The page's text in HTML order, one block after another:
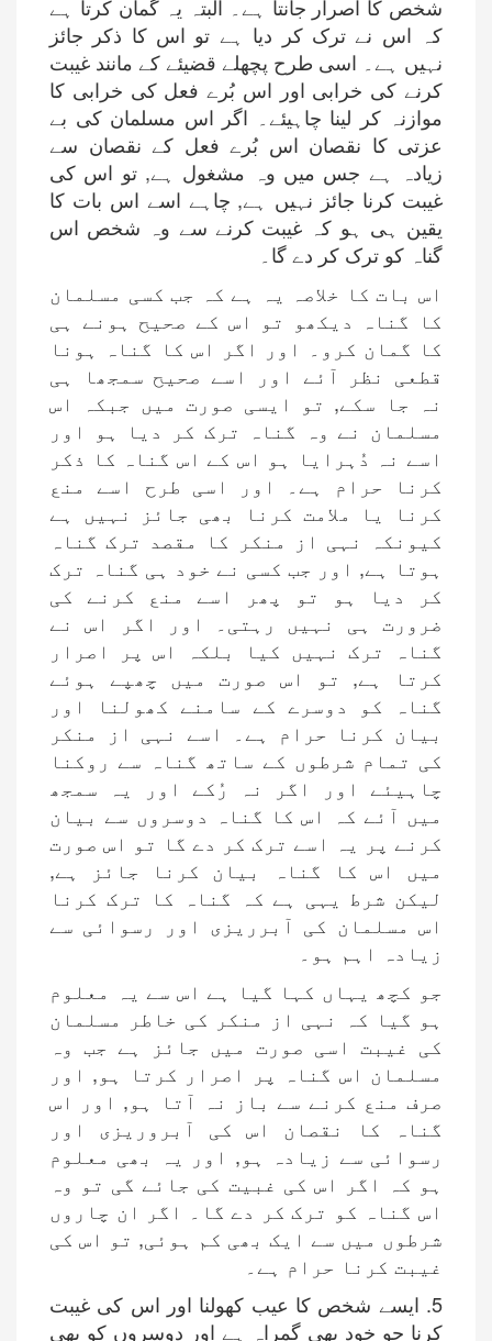
شخص کا اصرار جانتا ہے۔ البتہ یہ گمان کرتا ہے
کہ اس نے ترک کر دیا ہے تو اس کا ذکر جائز
نہیں ہے۔ اسی طرح پچھلے قضیئے کے مانند غیبت
کرنے کی خرابی اور اس بُرے فعل کی خرابی کا
موازنہ کر لینا چاہیئے۔ اگر اس مسلمان کی بے
عزتی کا نقصان اس بُرے فعل کے نقصان سے
زیادہ ہے جس میں وہ مشغول ہے, تو اس کی
غیبت کرنا جائز نہیں ہے, چاہے اسے اس بات کا
یقین ہی ہو کہ غیبت کرنے سے وہ شخص اس
گناہ کو ترک کر دے گا۔
اس بات کا خلاصہ یہ ہے کہ جب کسی مسلمان
کا گناہ دیکھو تو اس کے صحیح ہونے ہی
کا گمان کرو۔ اور اگر اس کا گناہ ہونا
قطعی نظر آئے اور اسے صحیح سمجھا ہی
نہ جا سکے, تو ایسی صورت میں جبکہ اس
مسلمان نے وہ گناہ ترک کر دیا ہو اور
اسے نہ دُہرایا ہو اس کے اس گناہ کا ذکر
کرنا حرام ہے۔ اور اسی طرح اسے منع
کرنا یا ملامت کرنا بھی جائز نہیں ہے
کیونکہ نہی از منکر کا مقصد ترک گناہ
ہوتا ہے, اور جب کسی نے خود ہی گناہ ترک
کر دیا ہو تو پھر اسے منع کرنے کی
ضرورت ہی نہیں رہتی۔ اور اگر اس نے
گناہ ترک نہیں کیا بلکہ اس پر اصرار
کرتا ہے, تو اس صورت میں چھپے ہوئے
گناہ کو دوسرے کے سامنے کھولنا اور
بیان کرنا حرام ہے۔ اسے نہی از منکر
کی تمام شرطوں کے ساتھ گناہ سے روکنا
چاہیئے اور اگر نہ رُکے اور یہ سمجھ
میں آئے کہ اس کا گناہ دوسروں سے بیان
کرنے پر یہ اسے ترک کر دے گا تو اس صورت
میں اس کا گناہ بیان کرنا جائز ہے,
لیکن شرط یہی ہے کہ گناہ کا ترک کرنا
اس مسلمان کی آبرریزی اور رسوائی سے
زیادہ اہم ہو۔
جو کچھ یہاں کہا گیا ہے اس سے یہ معلوم
ہو گیا کہ نہی از منکر کی خاطر مسلمان
کی غیبت اسی صورت میں جائز ہے جب وہ
مسلمان اس گناہ پر اصرار کرتا ہو, اور
صرف منع کرنے سے باز نہ آتا ہو, اور اس
گناہ کا نقصان اس کی آبروریزی اور
رسوائی سے زیادہ ہو, اور یہ بھی معلوم
ہو کہ اگر اس کی غبیت کی جائے گی تو وہ
اس گناہ کو ترک کر دے گا۔ اگر ان چاروں
شرطوں میں سے ایک بھی کم ہوئی, تو اس کی
غیبت کرنا حرام ہے۔
5. ایسے شخص کا عیب کھولنا اور اس کی غیبت
کرنا جو خود بھی گمراہ ہے اور دوسروں کو بھی